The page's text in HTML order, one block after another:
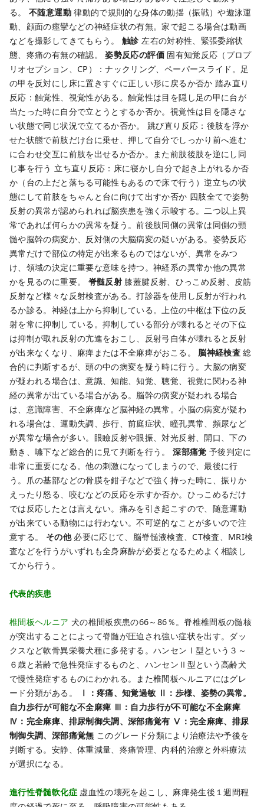
る。
不随意運動 律動的で規則的な身体の動揺（振戦）や遊泳運
動、顔面の痙攣などの神経症状の有無。家で起こる場合は動画
などを撮影してきてもらう。
触診 左右の対称性、緊張委縮状
態、疼痛の有無の確認。
姿勢反応の評価 固有知覚反応（プロプ
リオセプション、CP）：ナックリング、ペーパースライド。足
の甲を反対にし床に置きすぐに正しい形に戻るか否か 踏み直り
反応：触覚性、視覚性がある。触覚性は目を隠し足の甲に台が
当たった時に自分で立とうとするか否か。視覚性は目を隠さな
い状態で同じ状況で立てるか否か。
跳び直り反応：後肢を浮か
せた状態で前肢だけ台に乗せ、押して自分でしっかり前へ進む
に合わせ交互に前肢を出せるか否か。また前肢後肢を逆にし同
じ事を行う 立ち直り反応：床に寝かし自分で起き上がれるか否
か（台の上だと落ちる可能性もあるので床で行う）逆立ちの状
態にして前肢をちゃんと台に向けて出すか否か 四肢全てで姿勢
反射の異常が認められれば脳疾患を強く示唆する。二つ以上異
常であれば何らかの異常を疑う。前後肢同側の異常は同側の頸
髄や脳幹の病変か、反対側の大脳病変の疑いがある。姿勢反応
異常だけで部位の特定が出来るものではないが、異常をみつ
け、領域の決定に重要な意味を持つ。神経系の異常か他の異常
かを見るのに重要。
脊髄反射 膝蓋腱反射、ひっこめ反射、皮筋
反射など様々な反射検査がある。打診器を使用し反射が行われ
るか診る。神経は上から抑制している。上位の中枢は下位の反
射を常に抑制している。抑制している部分が壊れるとその下位
は抑制が取れ反射の亢進をおこし、反射弓自体が壊れると反射
が出来なくなり、麻痺または不全麻痺がおこる。
脳神経検査 総
合的に判断するが、頭の中の病変を疑う時に行う。大脳の病変
が疑われる場合は、意識、知能、知覚、聴覚、視覚に関わる神
経の異常が出ている場合がある。脳幹の病変が疑われる場合
は、意識障害、不全麻痺など脳神経の異常。小脳の病変が疑わ
れる場合は、運動失調、歩行、前庭症状、瞳孔異常、頻尿など
が異常な場合が多い。眼瞼反射や眼振、対光反射、開口、下の
動き、嚥下など総合的に見て判断を行う。
深部痛覚 予後判定に
非常に重要になる。他の刺激になってしまうので、最後に行
う。爪の基部などの骨膜を鉗子などで強く持った時に、振りか
えったり怒る、咬むなどの反応を示すか否か。ひっこめるだけ
では反応したとは言えない。痛みを引き起こすので、随意運動
が出来ている動物には行わない。不可逆的なことが多いので注
意する。
その他 必要に応じて、脳脊髄液検査、CT検査、MRI検
査などを行うがいずれも全身麻酔が必要となるためよく相談し
てから行う。
代表的疾患
椎間板ヘルニア 犬の椎間板疾患の66～86％。脊椎椎間板の髄核
が突出することによって脊髄が圧迫され強い症状を出す。ダッ
クスなど軟骨異栄養犬種に多発する。ハンセンⅠ型という３～
６歳と若齢で急性発症するものと、ハンセンⅡ型という高齢犬
で慢性発症するものにわかれる。また椎間板ヘルニアにはグレ
ード分類がある。
Ⅰ：疼痛、知覚過敏 Ⅱ：歩様、姿勢の異常。
自力歩行が可能な不全麻痺 Ⅲ：自力歩行が不可能な不全麻痺
Ⅳ：完全麻痺、排尿制御失調、深部痛覚有 Ⅴ：完全麻痺、排尿
制御失調、深部痛覚無 このグレード分類により治療法や予後を
判断する。安静、体重減量、疼痛管理、内科的治療と外科療法
が選択になる。
進行性脊髄軟化症 虚血性の壊死を起こし、麻痺発生後１週間程